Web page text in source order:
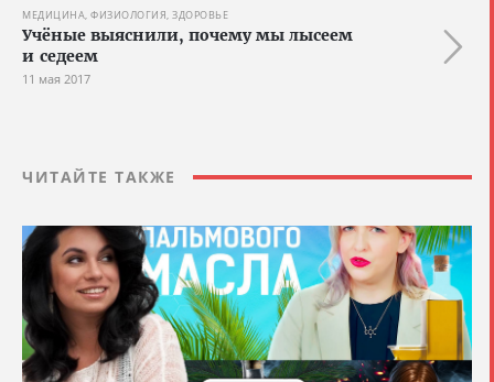
МЕДИЦИНА, ФИЗИОЛОГИЯ, ЗДОРОВЬЕ
Учёные выяснили, почему мы лысеем
и седеем
11 мая 2017
ЧИТАЙТЕ ТАКЖЕ